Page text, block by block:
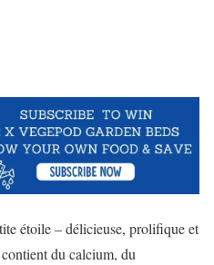
étoile – délicieuse, prolifique et
du calcium, du